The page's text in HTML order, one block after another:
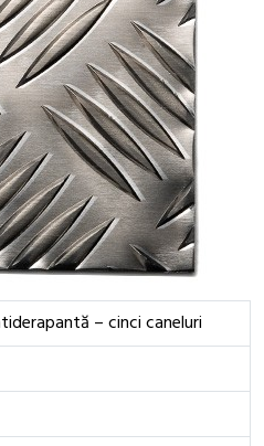
– cinci caneluri